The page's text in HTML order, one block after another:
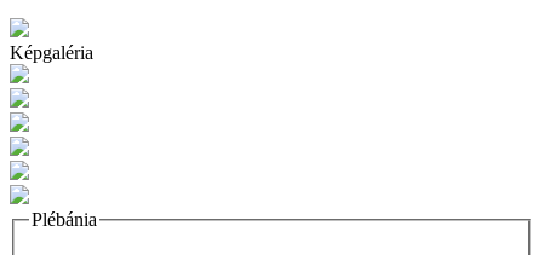
Képgaléria
Plébánia